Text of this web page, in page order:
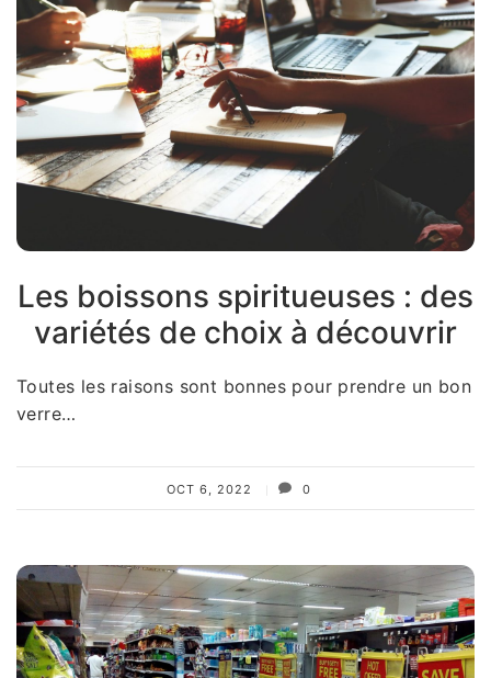
Les boissons spiritueuses : des
variétés de choix à découvrir
Toutes les raisons sont bonnes pour prendre un bon
verre…
OCT 6, 2022 0